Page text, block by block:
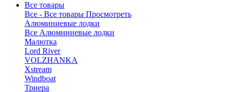
Все товары
Все - Все товары Просмотреть
Алюминиевые лодки
Все Алюминиевые лодки
Малютка
Lord River
VOLZHANKA
Xstream
Windboat
Триера